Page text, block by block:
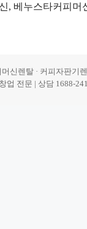
, 베누스타커피머
신렌탈 · 커피자판기
업 전문 | 상담 1688-